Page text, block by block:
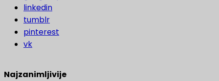
linkedin
tumblr
pinterest
vk
Najzanimljivije